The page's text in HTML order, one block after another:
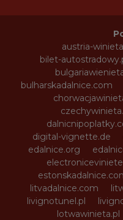
austria-
bilet-
bulharskadalnice.com
digital-vignette.de
edalnice.org
litvadalnice.com
livignotunel.pl
lotwawinieta.pl